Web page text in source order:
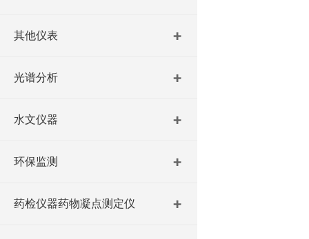
其他仪表
光谱分析
水文仪器
环保监测
药检仪器药物凝点测定仪